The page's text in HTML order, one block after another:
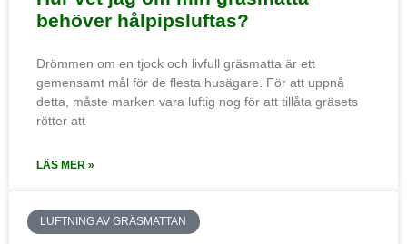
behöver hålpipsluftas?
Drömmen om en tjock och livfull gräsmatta är ett
gemensamt mål för de flesta husägare. För att uppnå
detta, måste marken vara luftig nog för att tillåta gräsets
rötter att
LÄS MER »
LUFTNING AV GRÄSMATTAN